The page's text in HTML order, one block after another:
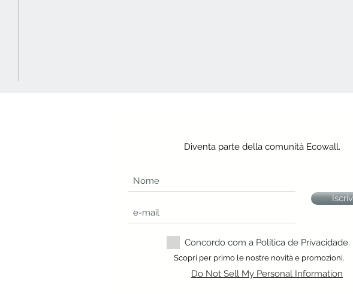
Diventa parte della comunità Ecowall.
Concordo com a Política de Privacidade.
Scopri per primo le nostre novità e promozioni.
Do Not Sell My Personal Information